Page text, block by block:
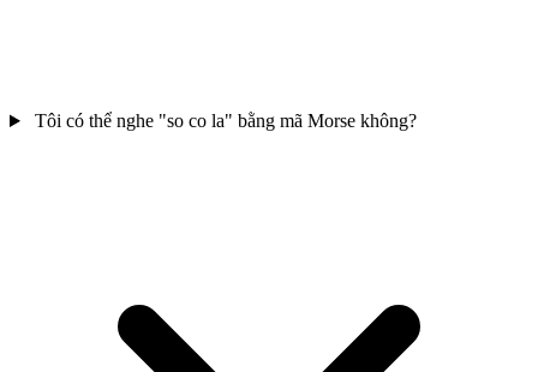
Tôi có thể nghe "so co la" bằng mã Morse không?